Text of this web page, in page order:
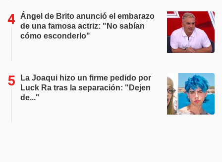
Ángel de Brito anunció el embarazo
de una famosa actriz: "No sabían
cómo esconderlo"
La Joaqui hizo un firme pedido por
Luck Ra tras la separación: "Dejen
de..."